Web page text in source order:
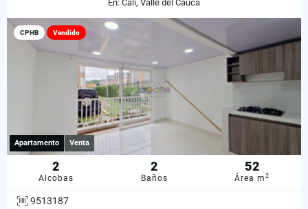
En: Cali, Valle del Cauca
CPHB Vendido
Apartamento Venta
2
Alcobas
2
Baños
52
Área m2
9513187